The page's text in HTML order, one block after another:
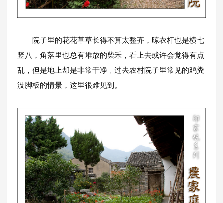
院子里的花花草草长得不算太整齐，晾衣杆也是横七
竖八，角落里也总有堆放的柴禾，看上去或许会觉得有点
乱，但是地上却是非常干净，过去农村院子里常见的鸡粪
没脚板的情景，这里很难见到。